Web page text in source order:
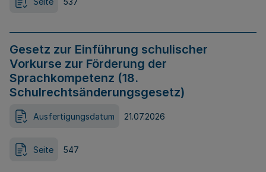
Gesetz zur Einführung schulischer
Vorkurse zur Förderung der
Sprachkompetenz (18.
Schulrechtsänderungsgesetz)
Ausfertigungsdatum 21.07.2026
Seite 547